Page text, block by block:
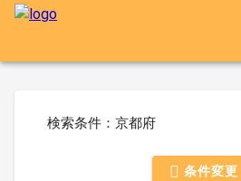
検索条件：京都府
条件変更